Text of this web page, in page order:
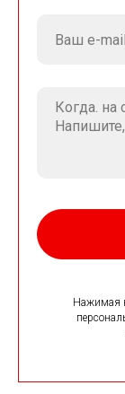
Нажимая